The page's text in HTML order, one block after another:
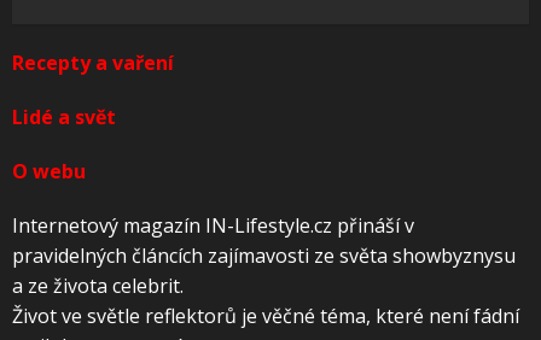
Recepty a vaření
Lidé a svět
O webu
Internetový magazín IN-Lifestyle.cz přináší v
pravidelných článcích zajímavosti ze světa showbyznysu
a ze života celebrit.
Život ve světle reflektorů je věčné téma, které není fádní